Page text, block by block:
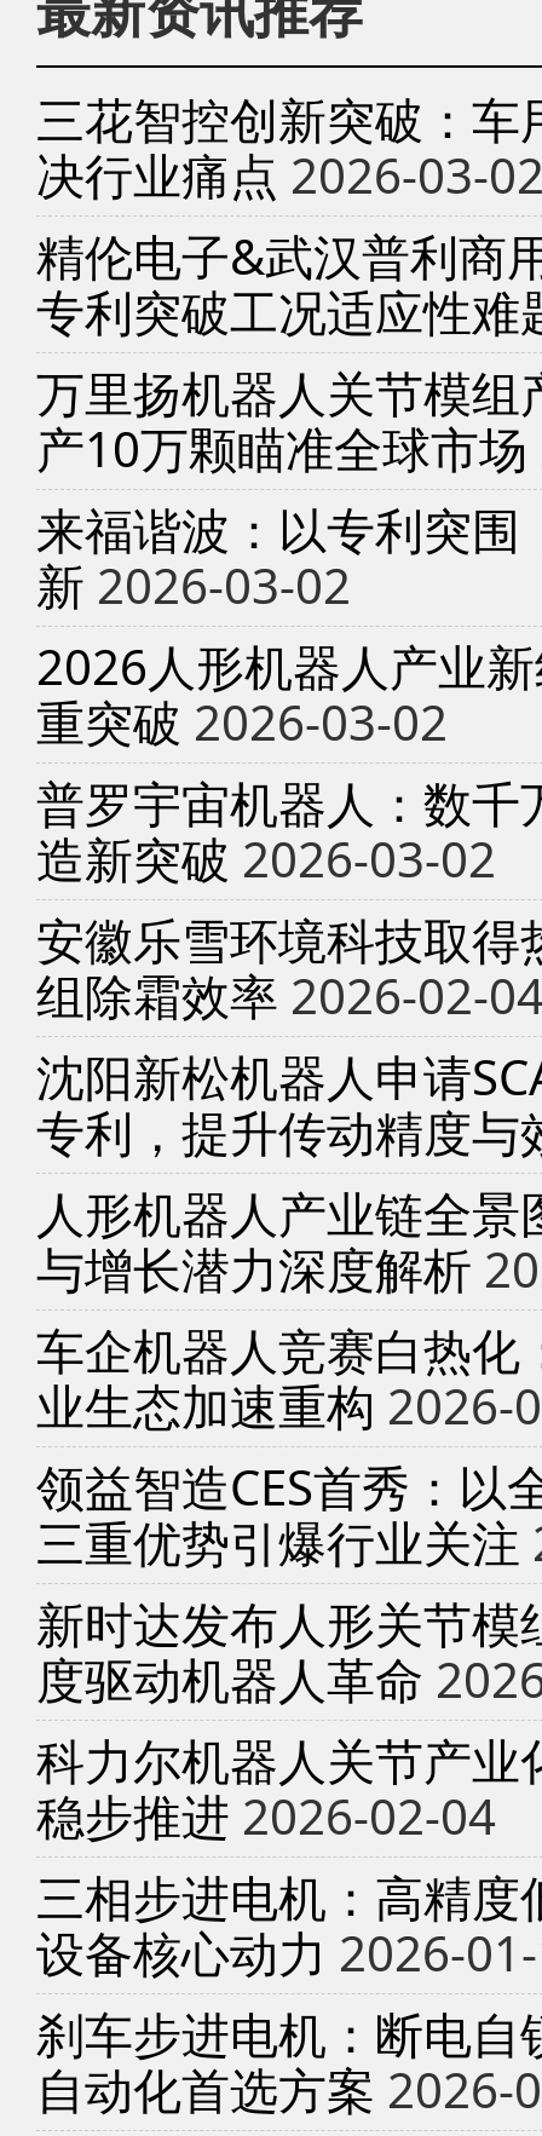
三花智控创新突破：
决行业痛点 2026-03-
精伦电子&武汉普利商
专利突破工况适应性难
万里扬机器人关节模
产10万颗瞄准全球市场
来福谐波：以专利突
新 2026-03-02
2026人形机器人产业
重突破 2026-03-02
普罗宇宙机器人：数
造新突破 2026-03-02
安徽乐雪环境科技取
组除霜效率 2026-02-
沈阳新松机器人申请
专利，提升传动精度与
人形机器人产业链全
与增长潜力深度解析
车企机器人竞赛白热
业生态加速重构 2026-
领益智造CES首秀：以
三重优势引爆行业关注
新时达发布人形关节
度驱动机器人革命
科力尔机器人关节产
稳步推进 2026-02-04
三相步进电机：高精
设备核心动力 2026-
刹车步进电机：断电
自动化首选方案 2026-